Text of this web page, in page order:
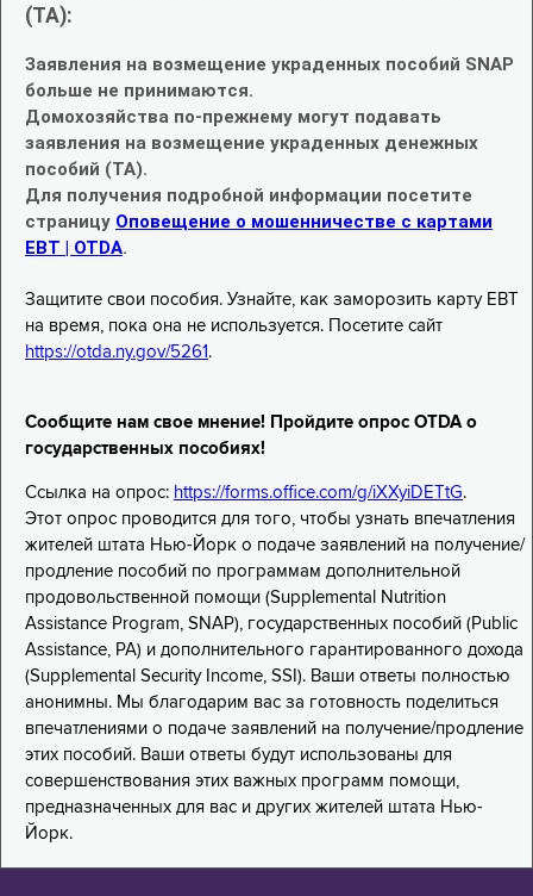
(TA):
Заявления на возмещение украденных пособий SNAP
больше не принимаются.
Домохозяйства по-прежнему могут подавать
заявления на возмещение украденных денежных
пособий (TA).
Для получения подробной информации посетите
страницу Оповещение о мошенничестве с картами
EBT | OTDA.
Защитите свои пособия. Узнайте, как заморозить карту EBT
на время, пока она не используется. Посетите сайт
https://otda.ny.gov/5261 .
Сообщите нам свое мнение! Пройдите опрос OTDA о
государственных пособиях!
Ссылка на опрос: https://forms.office.com/g/iXXyiDETtG.
Этот опрос проводится для того, чтобы узнать впечатления
жителей штата Нью-Йорк о подаче заявлений на получение/
продление пособий по программам дополнительной
продовольственной помощи (Supplemental Nutrition
Assistance Program, SNAP), государственных пособий (Public
Assistance, PA) и дополнительного гарантированного дохода
(Supplemental Security Income, SSI). Ваши ответы полностью
анонимны. Мы благодарим вас за готовность поделиться
впечатлениями о подаче заявлений на получение/продление
этих пособий. Ваши ответы будут использованы для
совершенствования этих важных программ помощи,
предназначенных для вас и других жителей штата Нью-
Йорк.